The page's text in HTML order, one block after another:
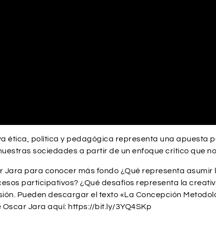
ética, política y pedagógica representa una apuesta
sociedades a partir de un enfoque crítico que
Jara para conocer más fondo ¿Qué representa
participativos? ¿Qué desafíos representa la
Pueden descargar el texto «La Concepción
Jara aquí: https://bit.ly/3YQ4SKp